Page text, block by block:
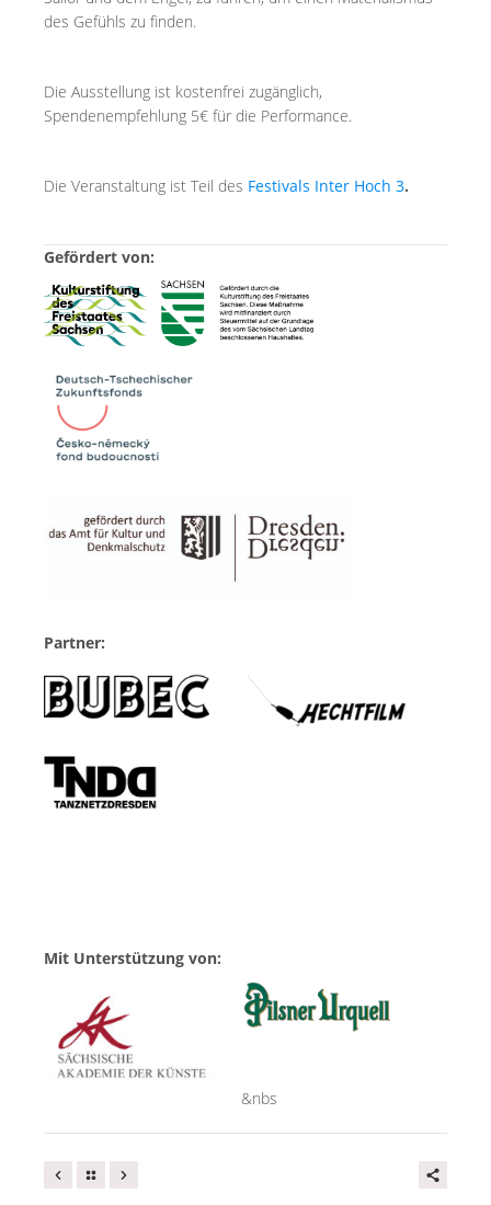
des Gefühls zu finden.
Die Ausstellung ist kostenfrei zugänglich,
Spendenempfehlung 5€ für die Performance.
Die Veranstaltung ist Teil des Festivals Inter Hoch 3.
Gefördert von:
Partner:
Mit Unterstützung von:
&nbs